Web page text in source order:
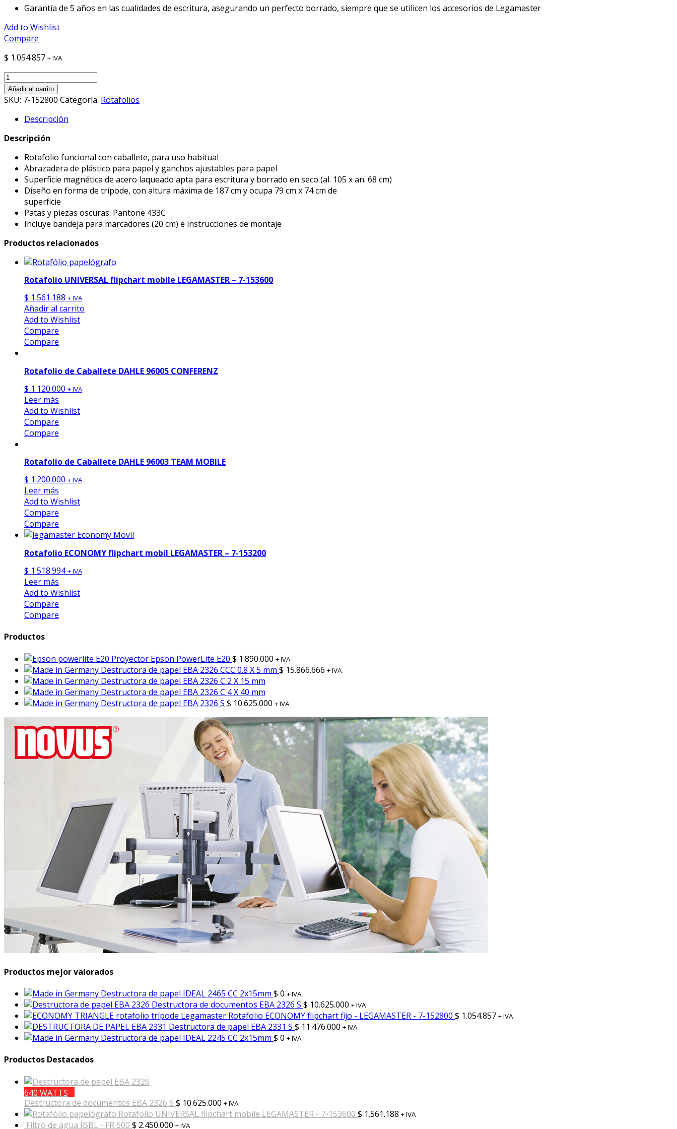
Garantía de 5 años en las cualidades de escritura, asegurando un perfecto borrado, siempre que se utilicen los accesorios de Legamaster
Add to Wishlist
Compare
$ 1.054.857 + IVA
Rotafolio
ECONOMY
flipchart
-
152800
cantidad
Añadir al carrito
SKU: 7-152800 Categoría: Rotafolios
Descripción
Descripción
Rotafolio funcional con caballete, para uso habitual
Abrazadera de plástico para papel y ganchos ajustables para papel
Superficie magnética de acero laqueado apta para escritura y borrado en seco (al. 105 x an. 68 cm)
Diseño en forma de trípode, con altura máxima de 187 cm y ocupa 79 cm x 74 cm de
superficie
Patas y piezas oscuras: Pantone 433C
Incluye bandeja para marcadores (20 cm) e instrucciones de montaje
Productos relacionados
Rotafolio UNIVERSAL flipchart mobile LEGAMASTER – 7-153600
$ 1.561.188 + IVA
Añadir al carrito
Add to Wishlist
Compare
Compare
Rotafolio de Caballete DAHLE 96005 CONFERENZ
$ 1.120.000 + IVA
Leer más
Add to Wishlist
Compare
Compare
Rotafolio de Caballete DAHLE 96003 TEAM MOBILE
$ 1.200.000 + IVA
Leer más
Add to Wishlist
Compare
Compare
Rotafolio ECONOMY flipchart mobil LEGAMASTER – 7-153200
$ 1.518.994 + IVA
Leer más
Add to Wishlist
Compare
Compare
Productos
Proyector Epson PowerLite E20 $ 1.890.000 + IVA
Destructora de papel EBA 2326 CCC 0.8 X 5 mm $ 15.866.666 + IVA
Destructora de papel EBA 2326 C 2 X 15 mm
Destructora de papel EBA 2326 C 4 X 40 mm
Destructora de papel EBA 2326 S $ 10.625.000 + IVA
Productos mejor valorados
Destructora de papel IDEAL 2465 CC 2x15mm $ 0 + IVA
Destructora de documentos EBA 2326 S $ 10.625.000 + IVA
Rotafolio ECONOMY flipchart fijo - LEGAMASTER - 7-152800 $ 1.054.857 + IVA
Destructora de papel EBA 2331 S $ 11.476.000 + IVA
Destructora de papel IDEAL 2245 CC 2x15mm $ 0 + IVA
Productos Destacados
640 WATTS
Destructora de documentos EBA 2326 S $ 10.625.000 + IVA
Rotafolio UNIVERSAL flipchart mobile LEGAMASTER - 7-153600 $ 1.561.188 + IVA
Filtro de agua IBBL - FR 600 $ 2.450.000 + IVA